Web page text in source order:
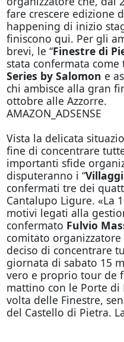
fare crescere edizione
happening di inizio
finiscono qui. Per gli
brevi, le “Finestre di
stata confermata come
Series by Salomon e
chi ambisce alla gran
ottobre alle Azzorre.
AMAZON_ADSENSE
Vista la delicata
fine di concentrare
importanti sfide
disputeranno i “
confermati tre dei
Cantalupo Ligure. «La
motivi legati alla
confermato Fulvio
comitato
deciso di concentrare
giornata di sabato 15
vero e proprio tour de
mattino con le Porte
volta delle Finestre,
del Castello di Pietra.